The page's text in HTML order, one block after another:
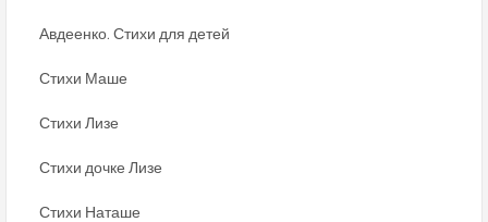
Авдеенко. Стихи для детей
Стихи Маше
Стихи Лизе
Стихи дочке Лизе
Стихи Наташе